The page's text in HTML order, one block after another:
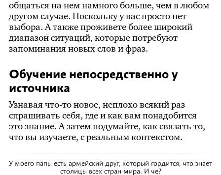
общаться на нем намного больше, чем в любом
другом случае. Поскольку у вас просто нет
выбора. А также проживете более широкий
диапазон ситуаций, которые потребуют
запоминания новых слов и фраз.
Обучение непосредственно у
источника
Узнавая что-то новое, неплохо всякий раз
спрашивать себя, где и как вам понадобится
это знание. А затем подумайте, как связать то,
что вы изучаете, с реальным контекстом.
У моего папы есть армейский друг, который гордится, что знает
столицы всех стран мира. И че?